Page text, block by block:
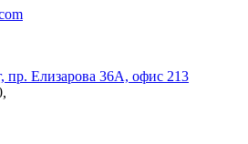
пр. Елизарова 36А, офис 213